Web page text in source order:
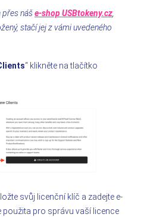
přes náše-shop USBtokeny.cz
stačí jej z vámi uvedeného
“ klikněte na tlačítko
svůj licenční klíč a zadejte e-
použita pro správu vaší licence